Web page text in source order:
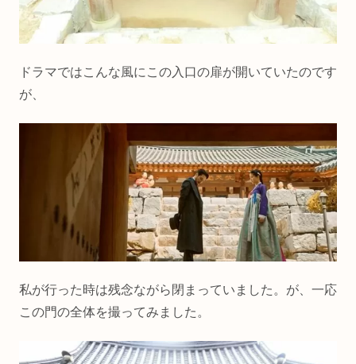
ドラマではこんな風にこの入口の扉が開いていたのです
が、
私が行った時は残念ながら閉まっていました。が、一応
この門の全体を撮ってみました。